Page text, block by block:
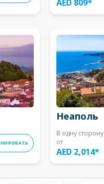
AED 809*
Неаполь
В одну сторону
от
AED 2,014*